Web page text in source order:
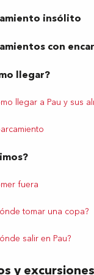
insólito
con
llegar?
llegar a Pau y sus
fuera
tomar una copa?
salir en Pau?
y excursiones
y noticias por